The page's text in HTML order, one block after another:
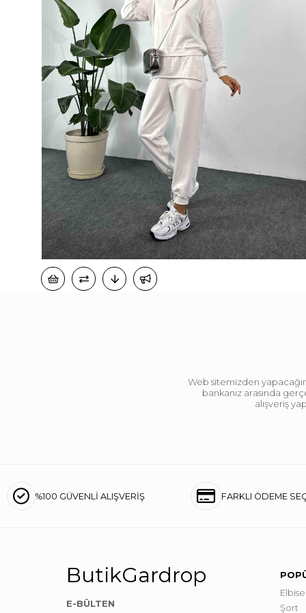
Web sitemizden
bankanız arasında
alışveriş
%100 GÜVENLİ ALIŞVERİŞ FARKLI ÖDEME
ButikGardrop
E-BÜLTEN
Elbise
Şort